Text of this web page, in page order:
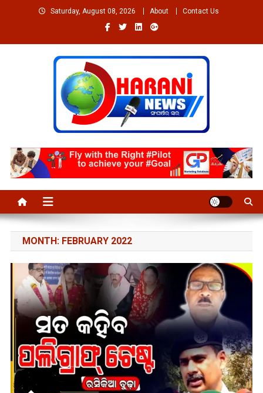
Saturday, August 08, 2026 About Contact Us
Welcome to Dharaninews
MONTH: FEBRUARY 2022